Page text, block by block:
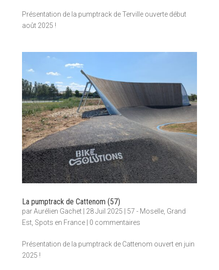
Présentation de la pumptrack de Terville ouverte début
août 2025 !
La pumptrack de Cattenom (57)
parAurélien Gachet| 28 Juil 2025 57 - Moselle, Grand
Est, Spots en France| 0 commentaires
Présentation de la pumptrack de Cattenom ouvert en juin
2025 !